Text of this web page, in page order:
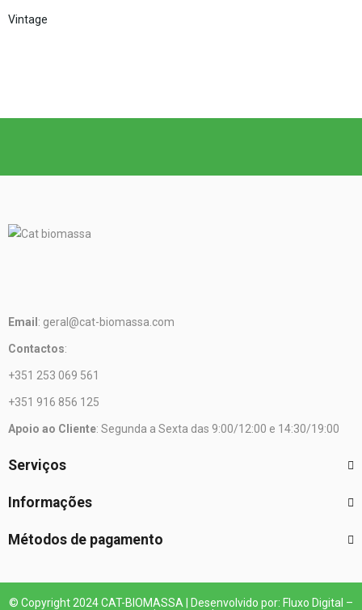
Vintage
Email : geral@cat-biomassa.com
Contactos:
+351 253 069 561
+351 916 856 125
Apoio ao Cliente: Segunda a Sexta das 9:00/12:00 e 14:30/19:00
Serviços
Informações
Métodos de pagamento
© Copyright 2024 CAT-BIOMASSA | Desenvolvido por: Fluxo Digital –